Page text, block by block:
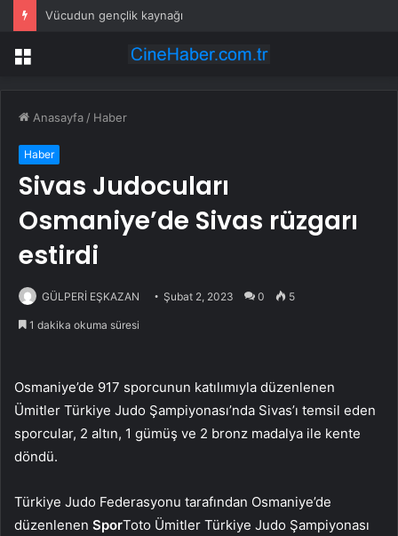
Vücudun gençlik kaynağı
Menü
Anasayfa / Haber
Haber
Sivas Judocuları
Osmaniye’de Sivas rüzgarı
estirdi
GÜLPERİ EŞKAZAN Şubat 2, 2023 0 5
1 dakika okuma süresi
Osmaniye’de 917 sporcunun katılımıyla düzenlenen
Ümitler Türkiye Judo Şampiyonası’nda Sivas’ı temsil eden
sporcular, 2 altın, 1 gümüş ve 2 bronz madalya ile kente
döndü.
Türkiye Judo Federasyonu tarafından Osmaniye’de
düzenlenen SporToto Ümitler Türkiye Judo Şampiyonası